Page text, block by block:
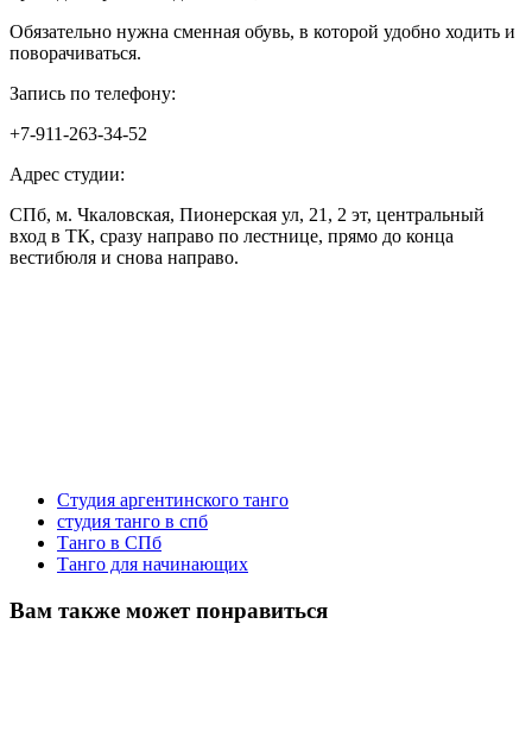
Обязательно нужна сменная обувь, в которой удобно ходить и
поворачиваться.
Запись по телефону:
+7-911-263-34-52
Адрес студии:
СПб, м. Чкаловская, Пионерская ул, 21, 2 эт, центральный
вход в ТК, сразу направо по лестнице, прямо до конца
вестибюля и снова направо.
Студия аргентинского танго
студия танго в спб
Танго в СПб
Танго для начинающих
Вам также может понравиться